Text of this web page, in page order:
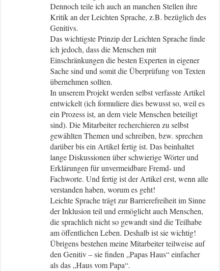
Dennoch teile ich auch an manchen Stellen ihre
Kritik an der Leichten Sprache, z.B. bezüglich des
Genitivs.
Das wichtigste Prinzip der Leichten Sprache finde
ich jedoch, dass die Menschen mit
Einschränkungen die besten Experten in eigener
Sache sind und somit die Überprüfung von Texten
übernehmen sollten.
In unserem Projekt werden selbst verfasste Artikel
entwickelt (ich formuliere dies bewusst so, weil es
ein Prozess ist, an dem viele Menschen beteiligt
sind). Die Mitarbeiter recherchieren zu selbst
gewählten Themen und schreiben, bzw. sprechen
darüber bis ein Artikel fertig ist. Das beinhaltet
lange Diskussionen über schwierige Wörter und
Erklärungen für unvermeidbare Fremd- und
Fachworte. Und fertig ist der Artikel erst, wenn alle
verstanden haben, worum es geht!
Leichte Sprache trägt zur Barrierefreiheit im Sinne
der Inklusion teil und ermöglicht auch Menschen,
die sprachlich nicht so gewandt sind die Teilhabe
am öffentlichen Leben. Deshalb ist sie wichtig!
Übrigens bestehen meine Mitarbeiter teilweise auf
den Genitiv – sie finden „Papas Haus“ einfacher
als das „Haus vom Papa“.